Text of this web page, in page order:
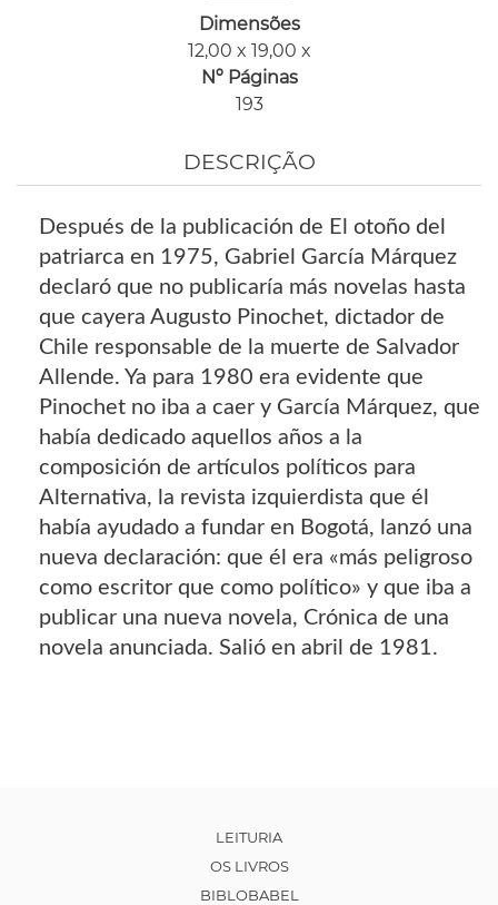
Dimensões
12,00 x 19,00 x
Nº Páginas
193
DESCRIÇÃO
Después de la publicación de El otoño del
patriarca en 1975, Gabriel García Márquez
declaró que no publicaría más novelas hasta
que cayera Augusto Pinochet, dictador de
Chile responsable de la muerte de Salvador
Allende. Ya para 1980 era evidente que
Pinochet no iba a caer y García Márquez, que
había dedicado aquellos años a la
composición de artículos políticos para
Alternativa, la revista izquierdista que él
había ayudado a fundar en Bogotá, lanzó una
nueva declaración: que él era «más peligroso
como escritor que como político» y que iba a
publicar una nueva novela, Crónica de una
novela anunciada. Salió en abril de 1981.
LEITURIA
OS LIVROS
BIBLOBABEL